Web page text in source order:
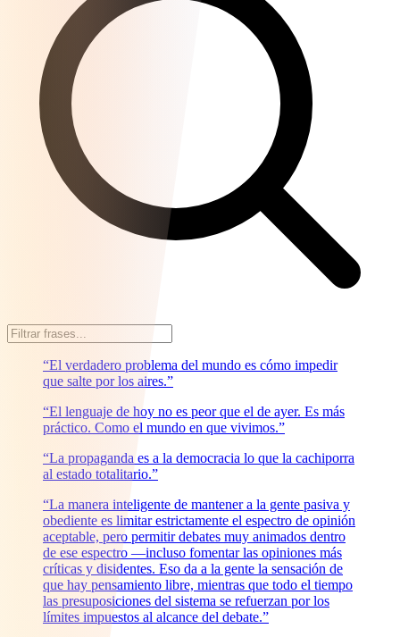
“El verdadero problema del mundo es cómo impedir
que salte por los aires.”
“El lenguaje de hoy no es peor que el de ayer. Es más
práctico. Como el mundo en que vivimos.”
“La propaganda es a la democracia lo que la cachiporra
al estado totalitario.”
“La manera inteligente de mantener a la gente pasiva y
obediente es limitar estrictamente el espectro de opinión
aceptable, pero permitir debates muy animados dentro
de ese espectro —incluso fomentar las opiniones más
críticas y disidentes. Eso da a la gente la sensación de
que hay pensamiento libre, mientras que todo el tiempo
las presuposiciones del sistema se refuerzan por los
límites impuestos al alcance del debate.”